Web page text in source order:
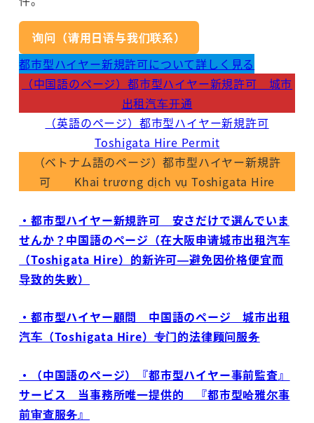
询问（请用日语与我们联系）
都市型ハイヤー新規許可について詳しく見る
（中国語のページ）都市型ハイヤー新規許可 城市
出租汽车开通
（英語のページ）都市型ハイヤー新規許可
Toshigata Hire Permit
（ベトナム語のページ）都市型ハイヤー新規許
可 Khai trương dịch vụ Toshigata Hire
・都市型ハイヤー新規許可 安さだけで選んでいま
せんか？中国語のページ（在大阪申请城市出租汽车
（Toshigata Hire）的新许可—避免因价格便宜而
导致的失败）
・都市型ハイヤー顧問 中国語のページ 城市出租
汽车（Toshigata Hire）专门的法律顾问服务
・（中国語のぺージ）『都市型ハイヤー事前監査』
サービス 当事務所唯一提供的 『都市型哈雅尔事
前审查服务』